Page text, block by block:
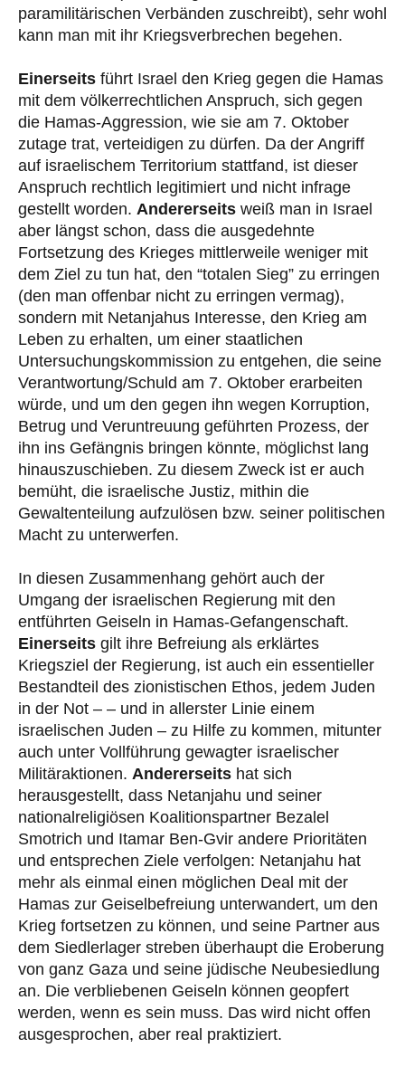
paramilitärischen Verbänden zuschreibt), sehr wohl
kann man mit ihr Kriegsverbrechen begehen.
Einerseits führt Israel den Krieg gegen die Hamas
mit dem völkerrechtlichen Anspruch, sich gegen
die Hamas-Aggression, wie sie am 7. Oktober
zutage trat, verteidigen zu dürfen. Da der Angriff
auf israelischem Territorium stattfand, ist dieser
Anspruch rechtlich legitimiert und nicht infrage
gestellt worden. Andererseits weiß man in Israel
aber längst schon, dass die ausgedehnte
Fortsetzung des Krieges mittlerweile weniger mit
dem Ziel zu tun hat, den “totalen Sieg” zu erringen
(den man offenbar nicht zu erringen vermag),
sondern mit Netanjahus Interesse, den Krieg am
Leben zu erhalten, um einer staatlichen
Untersuchungskommission zu entgehen, die seine
Verantwortung/Schuld am 7. Oktober erarbeiten
würde, und um den gegen ihn wegen Korruption,
Betrug und Veruntreuung geführten Prozess, der
ihn ins Gefängnis bringen könnte, möglichst lang
hinauszuschieben. Zu diesem Zweck ist er auch
bemüht, die israelische Justiz, mithin die
Gewaltenteilung aufzulösen bzw. seiner politischen
Macht zu unterwerfen.
In diesen Zusammenhang gehört auch der
Umgang der israelischen Regierung mit den
entführten Geiseln in Hamas-Gefangenschaft.
Einerseits gilt ihre Befreiung als erklärtes
Kriegsziel der Regierung, ist auch ein essentieller
Bestandteil des zionistischen Ethos, jedem Juden
in der Not – – und in allerster Linie einem
israelischen Juden – zu Hilfe zu kommen, mitunter
auch unter Vollführung gewagter israelischer
Militäraktionen. Andererseits hat sich
herausgestellt, dass Netanjahu und seiner
nationalreligiösen Koalitionspartner Bezalel
Smotrich und Itamar Ben-Gvir andere Prioritäten
und entsprechen Ziele verfolgen: Netanjahu hat
mehr als einmal einen möglichen Deal mit der
Hamas zur Geiselbefreiung unterwandert, um den
Krieg fortsetzen zu können, und seine Partner aus
dem Siedlerlager streben überhaupt die Eroberung
von ganz Gaza und seine jüdische Neubesiedlung
an. Die verbliebenen Geiseln können geopfert
werden, wenn es sein muss. Das wird nicht offen
ausgesprochen, aber real praktiziert.